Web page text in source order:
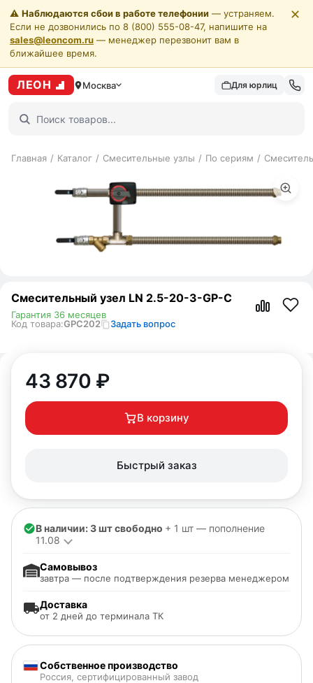
⚠️ Наблюдаются сбои в работе телефонии — устраняем.
Если не дозвонились по 8 (800) 555-08-47, напишите на
sales@leoncom.ru — менеджер перезвонит вам в
ближайшее время.
✕
ЛЕОН Москва Для юрлиц
Главная / Каталог / Смесительные узлы / По сериям /
Смесительный узел LN 2.5-20-3-GP-C
Код товара:GPC202 Задать вопрос
Гарантия 36 месяцев
43 870 ₽
В корзину
Быстрый заказ
В наличии: 3 шт свободно + 1 шт — пополнение
11.08
Доставка
от 2 дней до терминала ТК
Самовывоз
завтра — после подтверждения резерва менеджером
Собственное производство
Россия, сертифицированный завод